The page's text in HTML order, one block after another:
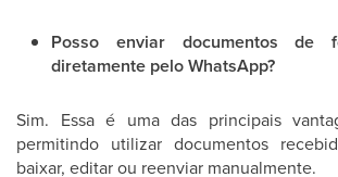
Posso enviar documentos de
diretamente pelo WhatsApp?
Sim. Essa é uma das principais
permitindo utilizar documentos
baixar, editar ou reenviar manualmente.